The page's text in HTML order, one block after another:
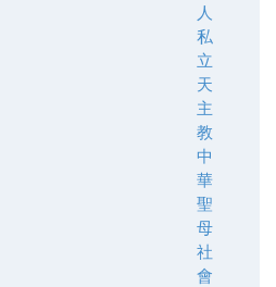
人
私
立
天
主
教
中
華
聖
母
社
會